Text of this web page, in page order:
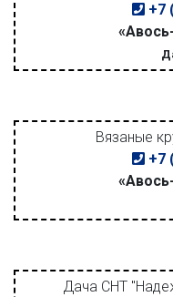
+7
Вязаные
+7
Дача СНТ